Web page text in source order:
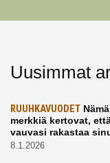
Uusimmat
RUUHKAVUODET
merkkiä kertovat,
vauvasi rakastaa
8.1.2026